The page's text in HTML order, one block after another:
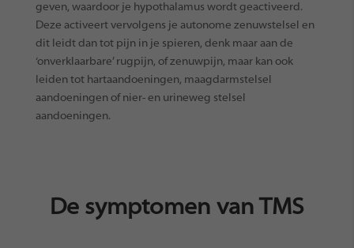
geven, waardoor je hypothalamus wordt geactiveerd.
Deze activeert vervolgens je autonome zenuwstelsel en
dit leidt dan tot pijn in je spieren, denk maar aan de
‘onverklaarbare’ rugpijn, of zenuwpijn, maar kan ook
leiden tot hartaandoeningen, maagdarmstelsel
aandoeningen of nier- en urineweg stelsel
aandoeningen.
De symptomen van TMS